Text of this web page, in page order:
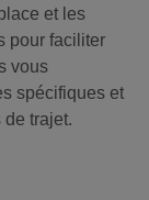
et les
pour faciliter
vous
spécifiques et
trajet.